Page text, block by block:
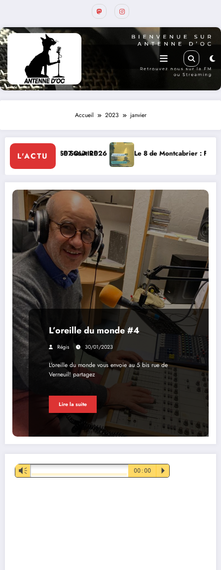
Accueil 2023 janvier
L'ACTU
vendredi 07 août 2026
ECLIPSE SOLAIRE Le 8 de Montcabrier : Festival de
L’oreille du monde #4
Régis 30/01/2023
L'oreille du monde vous envoie au 5 bis rue de
Verneuil! partagez
Lire la suite
Lecteur
audio
Vm 00:00 P